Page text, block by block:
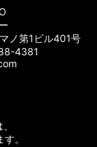
ノ第1ビル401号
4381
。